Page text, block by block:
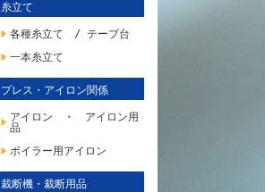
糸立て
各種糸立て / テープ台
一本糸立て
プレス・アイロン関係
アイロン ・ アイロン用
品
ボイラー用アイロン
裁断機・裁断用品